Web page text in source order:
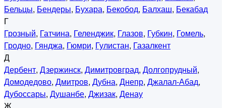
Бельцы, Бендеры, Бухара, Бекобод, Балхаш, Бекабад
Г
Грозный, Гатчина, Геленджик, Глазов, Губкин, Гомель,
Гродно, Гянджа, Гюмри, Гулистан, Газалкент
Д
Дербент, Дзержинск, Димитровград, Долгопрудный,
Домодедово, Дмитров, Дубна, Днепр, Джалал-Абад,
Дубоссары, Душанбе, Джизак, Денау